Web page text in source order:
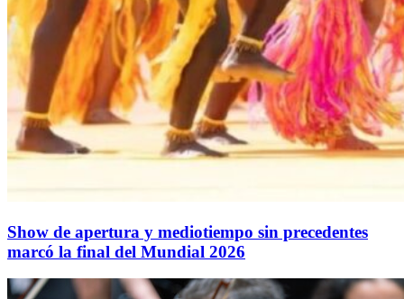
Show de apertura y mediotiempo sin precedentes
marcó la final del Mundial 2026